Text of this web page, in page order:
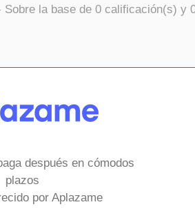
Sobre la base de 0 calificación(s) y
después en cómodos
plazos
por Aplazame